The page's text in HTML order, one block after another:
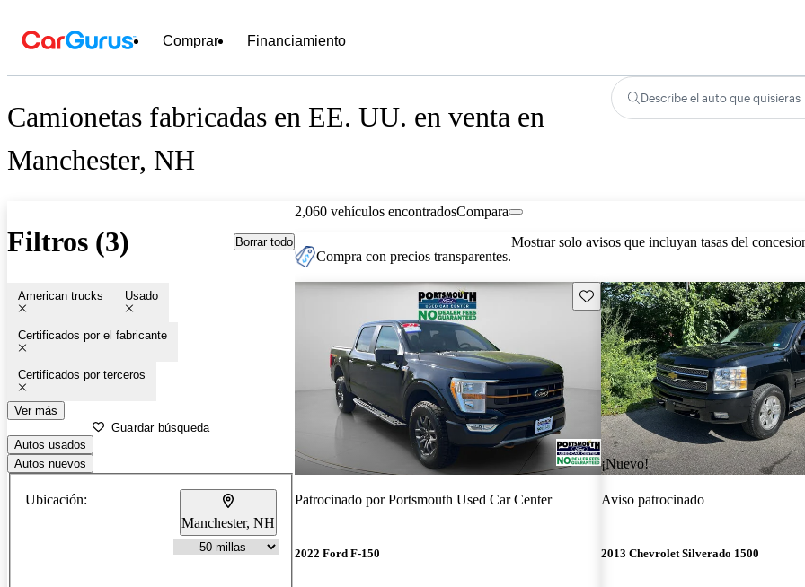
Comprar Financiamiento
Camionetas fabricadas en EE. UU. en venta en
Manchester, NH
Describe el auto que quisieras
Filtros (3) Borrar todo
American trucks Usado
Certificados por el fabricante
Certificados por terceros
Ver más
Guardar búsqueda
Autos usados
Autos nuevos
Ubicación:
Manchester, NH
2,060 vehículos encontradosCompara
Compra con precios transparentes.
Mostrar solo avisos que incluyan tasas del
Guarda este Aviso
Patrocinado porPortsmouth Used Car Center
2022 Ford F-150
¡Nuevo!
Aviso patrocinado
2013 Chevrolet Silverado 1500